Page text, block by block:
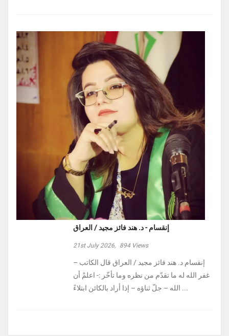
إنقسام - د. هند فائز مجيد / العراق
21st July 2026, 894Views
إنقسام د. هند فائز مجيد / العراق ‏قال الكاتب –
غفر الله له ما تقدّم من نظره وما تأخّر :- ‏اعلمْ أن
الله – جلّ ثناؤه – إذا أراد بالكائن ابتلاءً ...